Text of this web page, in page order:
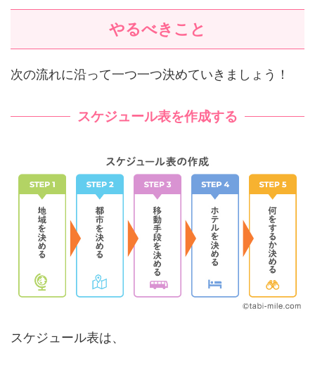
やるべきこと
次の流れに沿って一つ一つ決めていきましょう！
スケジュール表を作成する
スケジュール表は、